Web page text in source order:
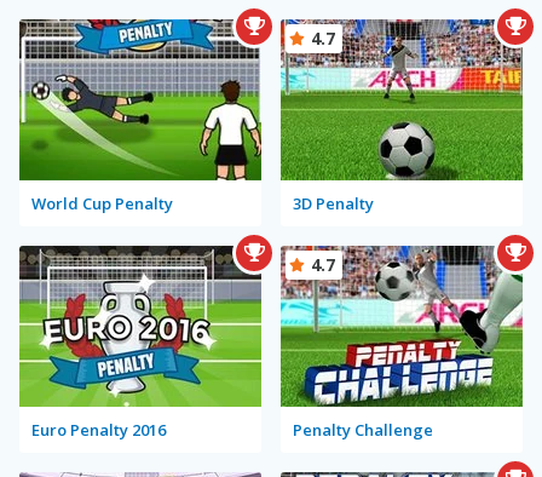
World Cup Penalty 3D Penalty
4.7
Euro Penalty 2016 Penalty Challenge
4.7